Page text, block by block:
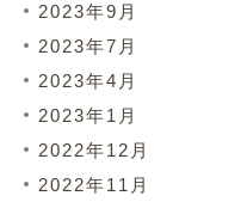
2023年9月
2023年7月
2023年4月
2023年1月
2022年12月
2022年11月